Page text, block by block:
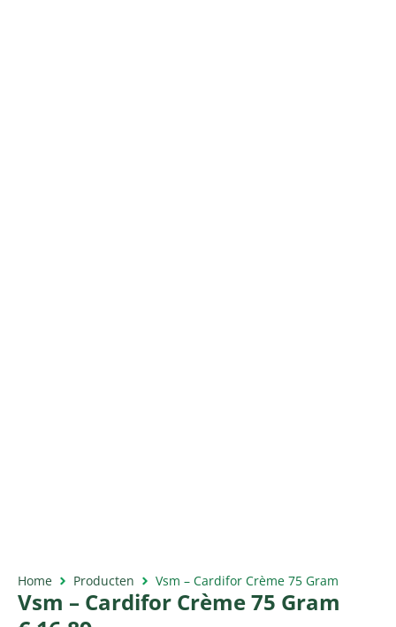
Home Producten Vsm – Cardifor Crème 75 Gram
Vsm – Cardifor Crème 75 Gram